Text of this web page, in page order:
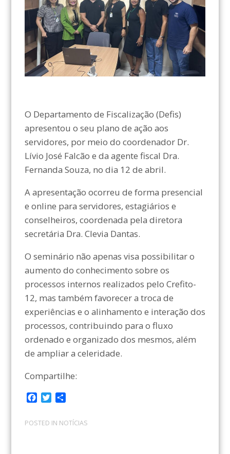
O Departamento de Fiscalização (Defis)
apresentou o seu plano de ação aos
servidores, por meio do coordenador Dr.
Lívio José Falcão e da agente fiscal Dra.
Fernanda Souza, no dia 12 de abril.
A apresentação ocorreu de forma presencial
e online para servidores, estagiários e
conselheiros, coordenada pela diretora
secretária Dra. Clevia Dantas.
O seminário não apenas visa possibilitar o
aumento do conhecimento sobre os
processos internos realizados pelo Crefito-
12, mas também favorecer a troca de
experiências e o alinhamento e interação dos
processos, contribuindo para o fluxo
ordenado e organizado dos mesmos, além
de ampliar a celeridade.
Compartilhe:
c
e
i
t
m
p
POSTED IN NOTÍCIAS